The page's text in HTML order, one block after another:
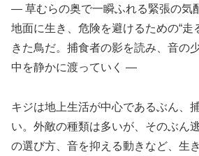
― 草むらの奥で一瞬ふれる緊張の気
地面に生き、危険を避けるための“走
きた鳥だ。捕食者の影を読み、音の
中を静かに渡っていく ―
キジは地上生活が中心であるぶん、
い。外敵の種類は多いが、そのぶん
の選び方、音を抑える動きなど、生